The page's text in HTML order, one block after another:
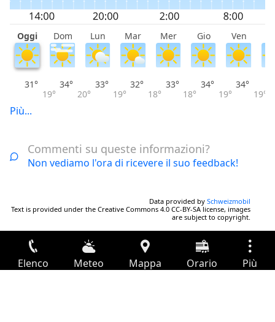
Oggi Dom Lun Mar Mer Gio Ven
31°
19°
34°
20°
33°
19°
32°
18°
33°
18°
34°
19°
34°
19°
Più...
Commenti su queste informazioni?
Non vediamo l'ora di ricevere il suo feedback!
Data provided by Schweizmobil
Text is provided under the Creative Commons 4.0 CC-BY-SA license, images
are subject to copyright.
Elenco Meteo Mappa Orario Più